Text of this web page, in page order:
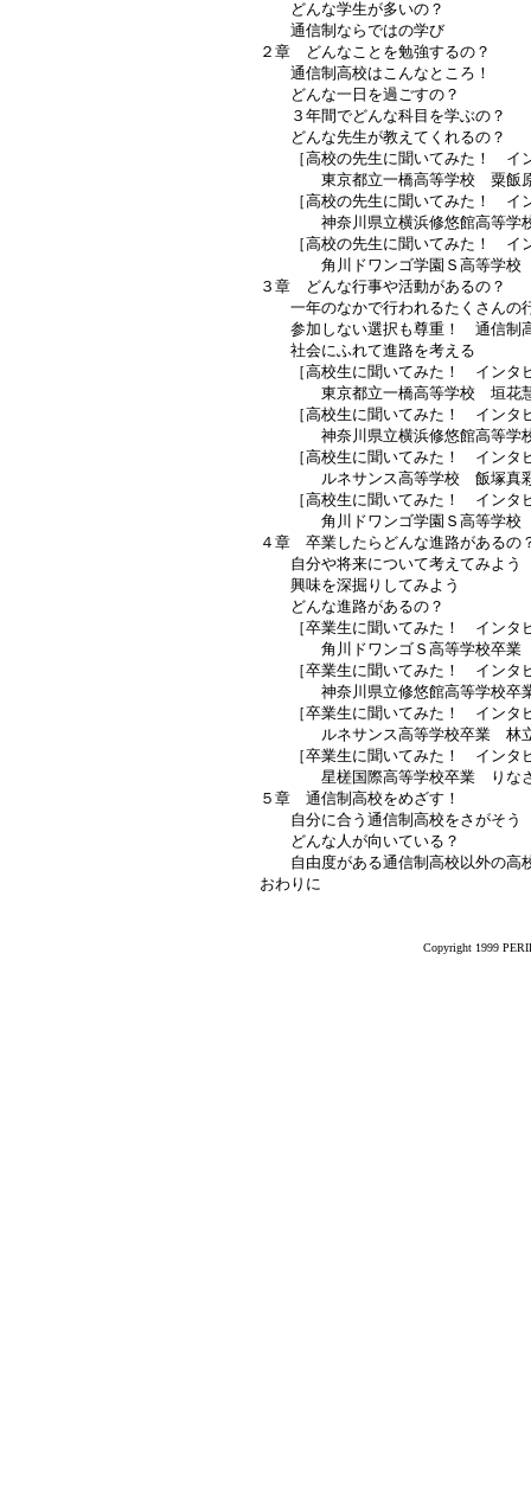
どんな学生が多いの？
通信制ならではの学び
２章 どんなことを勉強するの？
通信制高校はこんなところ！
どんな一日を過ごすの？
３年間でどんな科目を学ぶの？
どんな先生が教えてくれるの？
［高校の先生に聞いてみた！ イ
東京都立一橋高等学校 粟飯原
［高校の先生に聞いてみた！ イ
神奈川県立横浜修悠館高等学
［高校の先生に聞いてみた！ イ
角川ドワンゴ学園Ｓ高等学校
３章 どんな行事や活動があるの？
一年のなかで行われるたくさんの
参加しない選択も尊重！ 通信制
社会にふれて進路を考える
［高校生に聞いてみた！ インタ
東京都立一橋高等学校 垣花
［高校生に聞いてみた！ インタ
神奈川県立横浜修悠館高等学
［高校生に聞いてみた！ インタ
ルネサンス高等学校 飯塚真
［高校生に聞いてみた！ インタ
角川ドワンゴ学園Ｓ高等学校
４章 卒業したらどんな進路があるの
自分や将来について考えてみよう
興味を深掘りしてみよう
どんな進路があるの？
［卒業生に聞いてみた！ インタ
角川ドワンゴＳ高等学校卒業
［卒業生に聞いてみた！ インタ
神奈川県立修悠館高等学校卒
［卒業生に聞いてみた！ インタ
ルネサンス高等学校卒業 林立
［卒業生に聞いてみた！ インタ
星槎国際高等学校卒業 りな
５章 通信制高校をめざす！
自分に合う通信制高校をさがそう
どんな人が向いている？
自由度がある通信制高校以外の高
おわりに
Copyright 1999